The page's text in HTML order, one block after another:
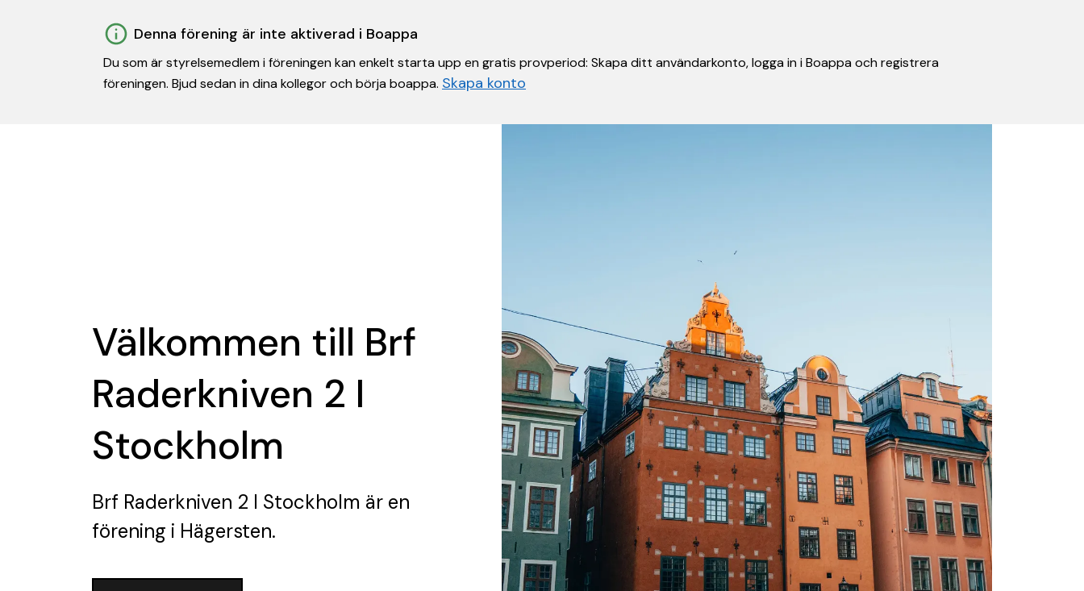
Denna förening är inte aktiverad i Boappa
Du som är styrelsemedlem i föreningen kan enkelt starta upp en gratis provperiod: Skapa ditt användarkonto, logga in i Boappa och registrera
föreningen. Bjud sedan in dina kollegor och börja boappa. Skapa konto
Välkommen till Brf
Raderkniven 2 I
Stockholm
Brf Raderkniven 2 I Stockholm är en
förening i Hägersten.